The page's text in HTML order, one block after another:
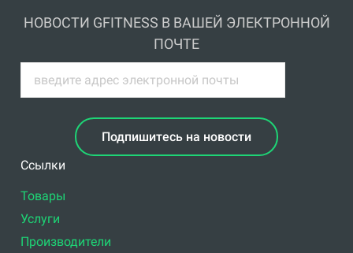
НОВОСТИ GFITNESS В ВАШЕЙ ЭЛЕКТРОННОЙ
ПОЧТЕ
Подпишитесь на новости
Ссылки
Товары
Услуги
Производители